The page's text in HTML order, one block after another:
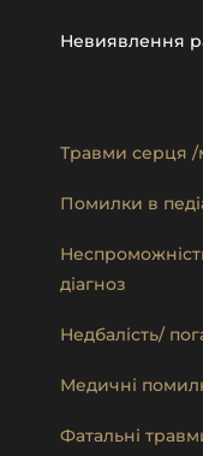
Невиявлення
Травми серця /
Помилки в
діагноз
Недбалість/
Медичні
Фатальні